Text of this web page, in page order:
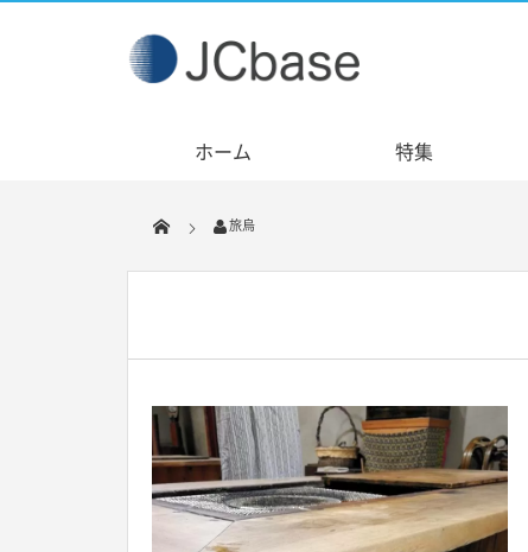
ホーム 特集
旅烏